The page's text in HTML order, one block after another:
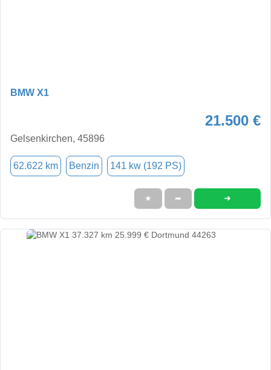
BMW X1
21.500 €
Gelsenkirchen, 45896
62.622 km Benzin 141 kw (192 PS)
★ ➦ ➜